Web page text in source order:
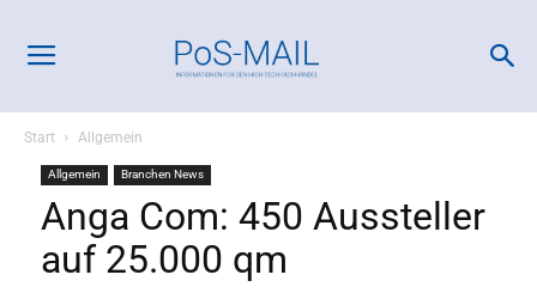
Start Allgemein
Allgemein Branchen News
Anga Com: 450 Aussteller
auf 25.000 qm